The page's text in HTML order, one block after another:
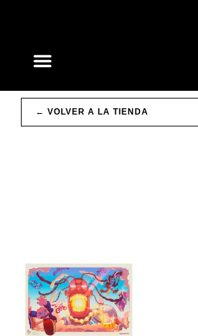
← VOLVER A LA TIENDA